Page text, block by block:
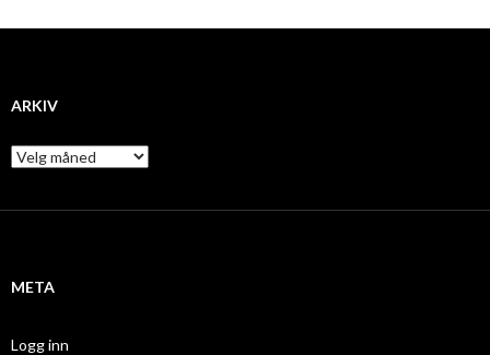
ARKIV
A
r
i
META
Logg inn